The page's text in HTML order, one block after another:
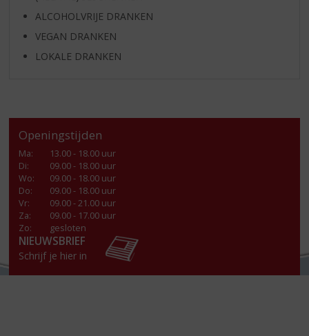
ALCOHOLVRIJE DRANKEN
VEGAN DRANKEN
LOKALE DRANKEN
Openingstijden
Ma:
13.00 - 18.00 uur
Di:
09.00 - 18.00 uur
Wo:
09.00 - 18.00 uur
Do:
09.00 - 18.00 uur
Vr:
09.00 - 21.00 uur
Za:
09.00 - 17.00 uur
Zo:
gesloten
NIEUWSBRIEF
Schrijf je hier in